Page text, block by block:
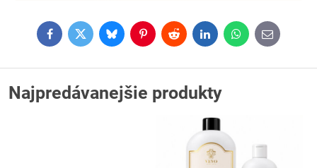
FacebookTwitterBlueskyPinterestReddit LinkedInWhatsApp
E-
mail
Najpredávanejšie produkty